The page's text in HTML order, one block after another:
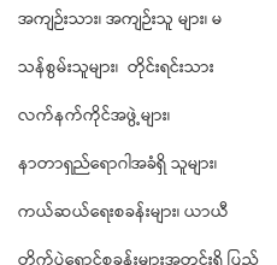
အကျဉ်းသား၊ အကျဉ်းသူ များ၊ မ
သန်စွမ်းသူများ၊ တိုင်းရင်းသား
လက်နက်ကိုင်အဖွဲ့များ၊
နာတာရှည်ရောဂါအခံရှိ သူများ၊
ကယ်ဆယ်ရေးစခန်းများ၊ ယာယီ